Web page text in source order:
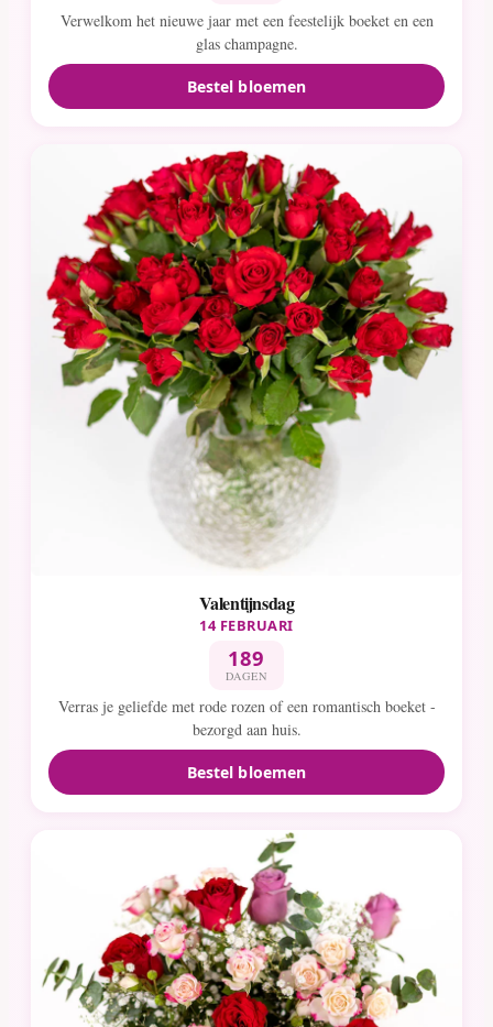
Verwelkom het nieuwe jaar met een feestelijk boeket en een
glas champagne.
Bestel bloemen
Valentijnsdag
14 FEBRUARI
189
DAGEN
Verras je geliefde met rode rozen of een romantisch boeket -
bezorgd aan huis.
Bestel bloemen